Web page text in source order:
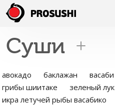
Суши
авокадо баклажан васаби
грибы шиитаке
зеленый лук
икра летучей рыбы васабико